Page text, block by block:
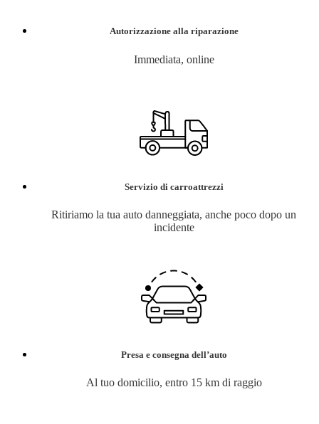
Autorizzazione alla riparazione
Immediata, online
Servizio di carroattrezzi
Ritiriamo la tua auto danneggiata, anche poco dopo un
incidente
Presa e consegna dell’auto
Al tuo domicilio, entro 15 km di raggio